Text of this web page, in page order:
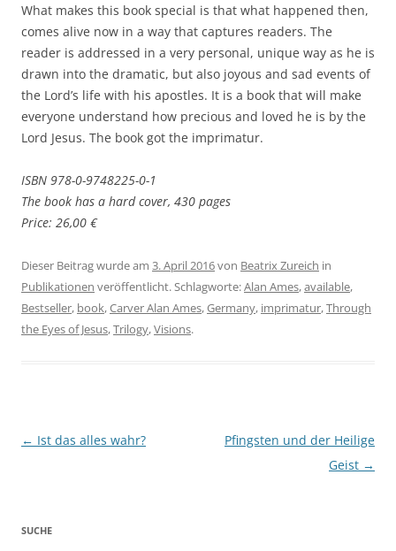
What makes this book special is that what happened then,
comes alive now in a way that captures readers. The
reader is addressed in a very personal, unique way as he is
drawn into the dramatic, but also joyous and sad events of
the Lord’s life with his apostles. It is a book that will make
everyone understand how precious and loved he is by the
Lord Jesus. The book got the imprimatur.
ISBN 978-0-9748225-0-1
The book has a hard cover, 430 pages
Price: 26,00 €
Dieser Beitrag wurde am 3. April 2016von Beatrix Zureich in
Publikationen veröffentlicht. Schlagworte:Alan Ames,available,
Bestseller, book,Carver Alan Ames,Germany, imprimatur,Through
the Eyes of Jesus,Trilogy,Visions.
Beitragsnavigation
← Ist das alles wahr?
Pfingsten und der Heilige
Geist →
SUCHE